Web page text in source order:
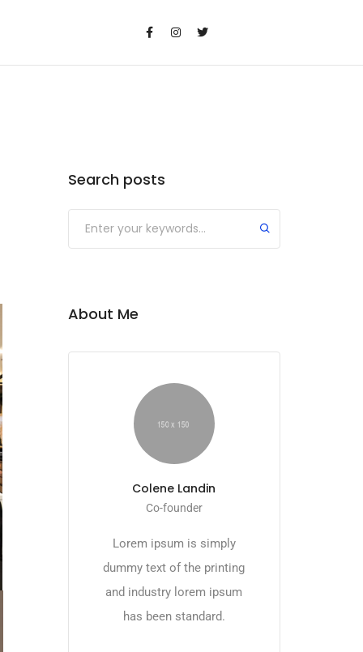
Search posts
Submit
About Me
Colene Landin
Co-founder
Lorem ipsum is simply
dummy text of the printing
and industry lorem ipsum
has been standard.